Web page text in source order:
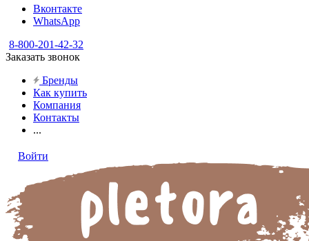
Вконтакте
WhatsApp
8-800-201-42-32
Заказать звонок
Бренды
Как купить
Компания
Контакты
...
Войти